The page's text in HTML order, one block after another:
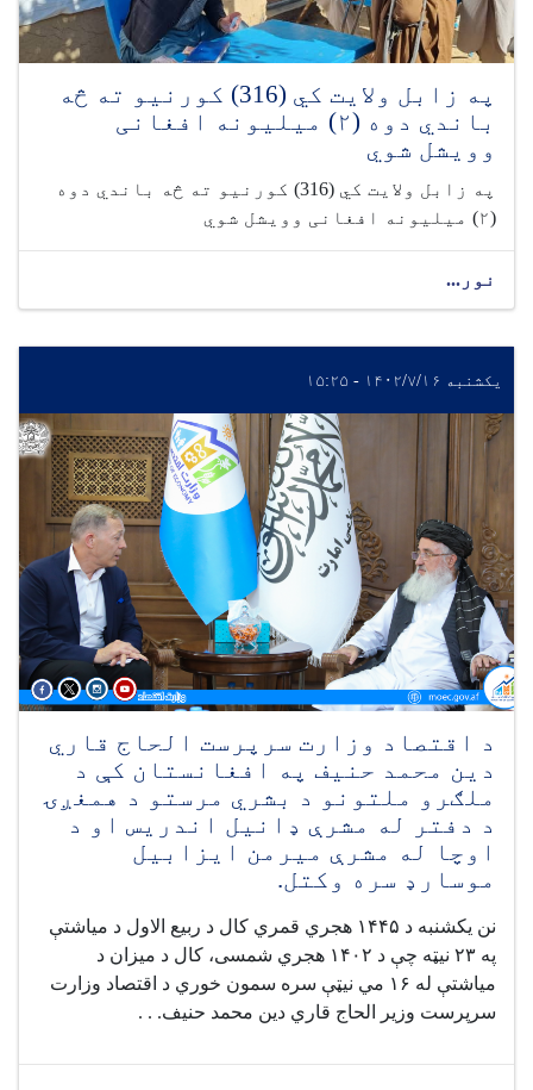
په زابل ولايت کي (316) کورنیو ته څه
باندي دوه (٢) ميليونه افغانی
وويشل شوي
په زابل ولايت کي (316) کورنیو ته څه باندي دوه
(٢) ميليونه افغانی وويشل شوي
نور...
یکشنبه ۱۴۰۲/۷/۱۶ - ۱۵:۲۵
د اقتصاد وزارت سرپرست الحاج قاري
دین محمد حنیف په افغانستان کې د
ملګرو ملتونو د بشري مرستو د همغږۍ
د دفتر له مشرې ډانیل اندریس او د
اوچا له مشرې میرمن ایزابیل
موسارډ سره وکتل.
نن یکشنبه د ۱۴۴۵ هجري قمري کال د ربیع الاول د میاشتې
په ۲۳ نیټه چې د ۱۴۰۲ هجري شمسی، کال د میزان د
میاشتې له ۱۶ مي نیټې سره سمون خوري د اقتصاد وزارت
سرپرست وزیر الحاج قاري دین محمد حنیف. . .